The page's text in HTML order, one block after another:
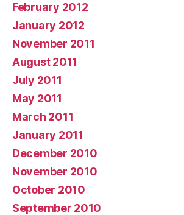
February 2012
January 2012
November 2011
August 2011
July 2011
May 2011
March 2011
January 2011
December 2010
November 2010
October 2010
September 2010